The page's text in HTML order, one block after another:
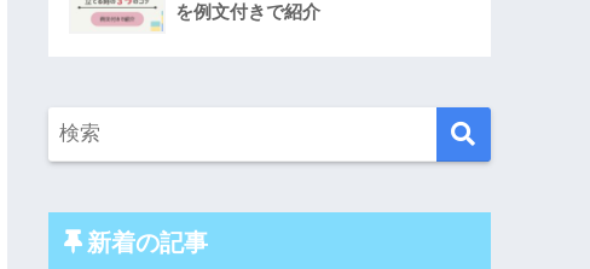
を例文付きで紹介
新着の記事